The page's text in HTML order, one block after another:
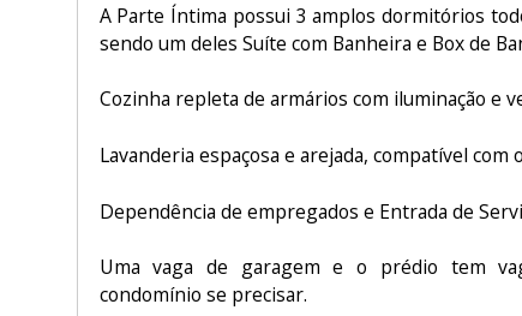
A Parte Íntima possui 3 amplos dormitórios
sendo um deles Suíte com Banheira e Box de
Cozinha repleta de armários com iluminação e
Lavanderia espaçosa e arejada, compatível
Dependência de empregados e Entrada de
Uma vaga de garagem e o prédio tem
condomínio se precisar.